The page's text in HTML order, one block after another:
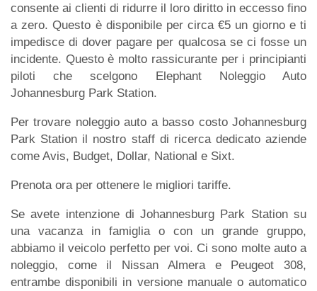
consente ai clienti di ridurre il loro diritto in eccesso fino
a zero. Questo è disponibile per circa €5 un giorno e ti
impedisce di dover pagare per qualcosa se ci fosse un
incidente. Questo è molto rassicurante per i principianti
piloti che scelgono Elephant Noleggio Auto
Johannesburg Park Station.
Per trovare noleggio auto a basso costo Johannesburg
Park Station il nostro staff di ricerca dedicato aziende
come Avis, Budget, Dollar, National e Sixt.
Prenota ora per ottenere le migliori tariffe.
Se avete intenzione di Johannesburg Park Station su
una vacanza in famiglia o con un grande gruppo,
abbiamo il veicolo perfetto per voi. Ci sono molte auto a
noleggio, come il Nissan Almera e Peugeot 308,
entrambe disponibili in versione manuale o automatico